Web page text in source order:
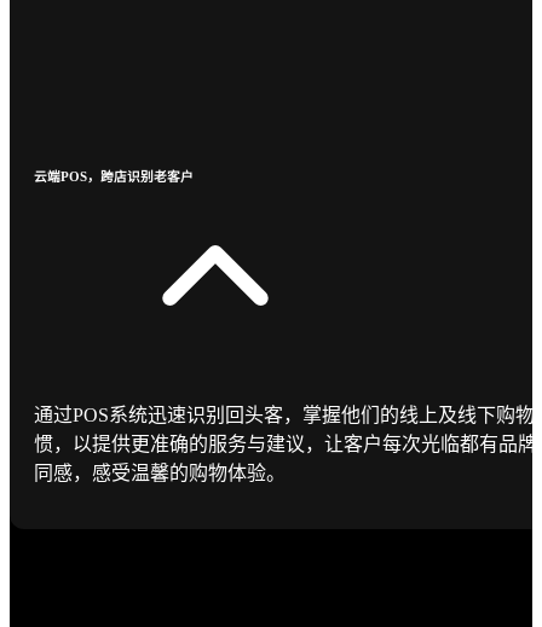
云端POS，跨店识别老客户
通过POS系统迅速识别回头客，掌握他们的线上及线下购物
惯，以提供更准确的服务与建议，让客户每次光临都有品牌
同感，感受温馨的购物体验。